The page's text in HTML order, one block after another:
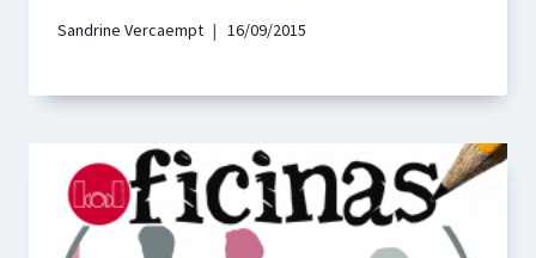
Sandrine Vercaempt 16/09/2015